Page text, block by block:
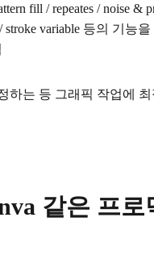
fill / repeates / noise &
stroke variable 등의 기능
하는 등 그래픽 작업에 최
같은 프로